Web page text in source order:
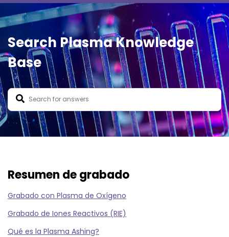
Search Plasma Knowledge
Base
Resumen de grabado
Grabado con Plasma de Oxí­geno
Grabado de Iones Reactivos (RIE)
Qué es la Plasma Ashing?